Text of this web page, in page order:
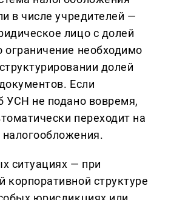
в числе учредителей —
лицо с долей
необходимо
долей
Если
УСН не подано вовремя,
переходит на
ситуациях — при
корпоративной структуре